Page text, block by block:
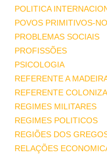
POLITICA
POVOS PRIMITIVOS-
PROBLEMAS SOCIAIS
PROFISSÕES
PSICOLOGIA
REFERENTE A
REFERENTE
REGIMES MILITARES
REGIMES POLITICOS
REGIÕES DOS
RELAÇÕES